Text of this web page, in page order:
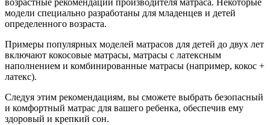
возрастные рекомендации производителя матраса. Некоторые
модели специально разработаны для младенцев и детей
определенного возраста.
Примеры популярных моделей матрасов для детей до двух лет
включают кокосовые матрасы, матрасы с латексным
наполнением и комбинированные матрасы (например, кокос +
латекс).
Следуя этим рекомендациям, вы сможете выбрать безопасный
и комфортный матрас для вашего ребенка, обеспечив ему
здоровый и крепкий сон.